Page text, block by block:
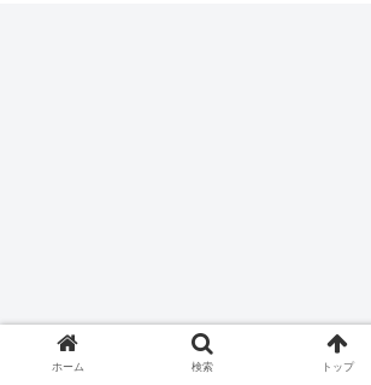
ホーム 検索 トップ